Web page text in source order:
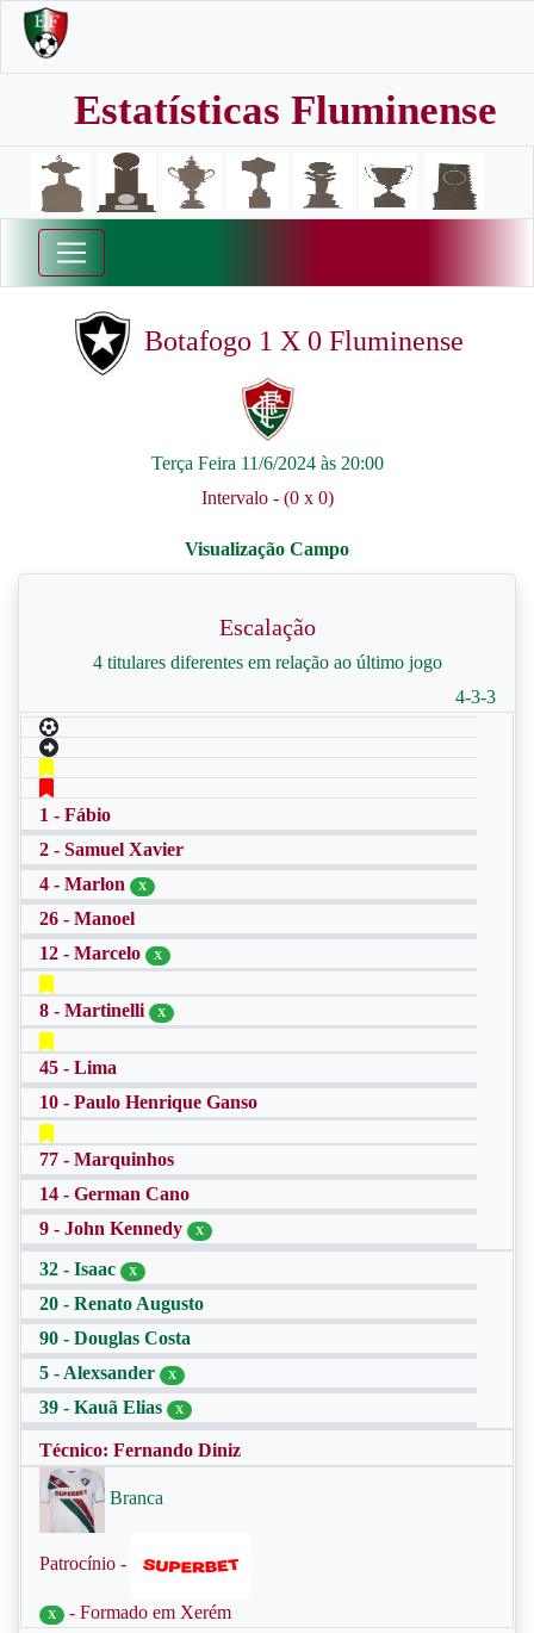
Estatísticas Fluminense
Botafogo 1 X 0 Fluminense
Terça Feira 11/6/2024 às 20:00
Intervalo - (0 x 0)
Escalação
4 titulares diferentes em relação ao último jogo
4-3-3
1 - Fábio
2 - Samuel Xavier
4 - Marlon
X
26 - Manoel
12 - Marcelo
X
8 - Martinelli X
45 - Lima
10 - Paulo Henrique Ganso
77 - Marquinhos
14 - German Cano
9 - John Kennedy
X
32 - Isaac X
20 - Renato Augusto
90 - Douglas Costa
5 - Alexsander
X
39 - Kauã Elias X
Técnico: Fernando Diniz
Branca
Patrocínio -
X - Formado em Xerém